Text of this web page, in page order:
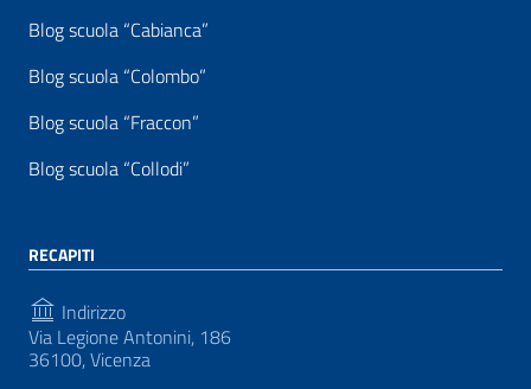
Blog scuola “Cabianca”
Blog scuola “Colombo”
Blog scuola “Fraccon”
Blog scuola “Collodi”
RECAPITI
Indirizzo
Via Legione Antonini, 186
36100, Vicenza